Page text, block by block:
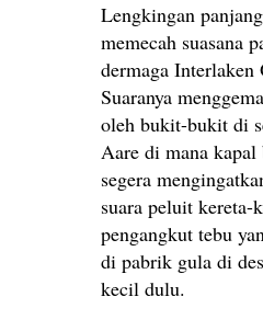
Lengkingan
memecah suasana
dermaga Interlaken
Suaranya
oleh bukit-bukit di
Aare di mana kapal
segera
suara peluit kereta-
pengangkut tebu
di pabrik gula di
kecil dulu.